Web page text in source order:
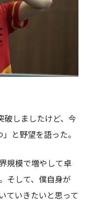
破しましたけど、今
と野望を語った。
規模で増やして卓
そして、僕自身が
ていきたいと思って